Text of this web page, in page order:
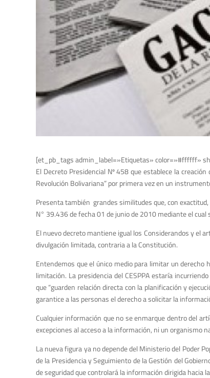
[et_pb_tags admin_label=»Etiquetas» color=»#ffffff»
El Decreto Presidencial Nº 458 que establece la
Revolución Bolivariana” por primera vez en un
Presenta también grandes similitudes que, con
N° 39.436 de fecha 01 de junio de 2010 mediante el cual
El nuevo decreto mantiene igual los Considerandos y el
divulgación limitada, contraria a la Constitución.
Entendemos que el único medio para limitar un
limitación. La presidencia del CESPPA estaría
que “guarden relación directa con la planificación y
garantice a las personas el derecho a solicitar la
Cualquier información que no se enmarque dentro del
excepciones al acceso a la información, ni un organismo
La nueva figura ya no depende del Ministerio del Poder
de la Presidencia y Seguimiento de la Gestión del
de seguridad que controlará la información dirigida hacia